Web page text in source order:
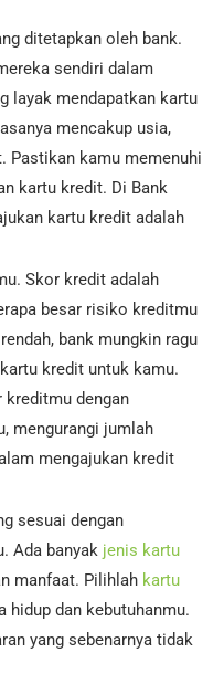
ditetapkan oleh bank.
sendiri dalam
layak mendapatkan kartu
mencakup usia,
Pastikan kamu memenuhi
kartu kredit. Di Bank
kartu kredit adalah
Skor kredit adalah
besar risiko kreditmu
bank mungkin ragu
kredit untuk kamu.
kreditmu dengan
mengurangi jumlah
mengajukan kredit
sesuai dengan
Ada banyak jenis kartu
manfaat. Pilihlah kartu
hidup dan kebutuhanmu.
yang sebenarnya tidak